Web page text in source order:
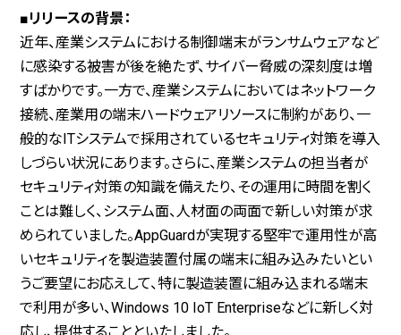
■リリースの背景：
近年、産業システムにおける制御端末がランサムウェアなど
に感染する被害が後を絶たず、サイバー脅威の深刻度は増
すばかりです。一方で、産業システムにおいてはネットワーク
接続、産業用の端末ハードウェアリソースに制約があり、一
般的なITシステムで採用されているセキュリティ対策を導入
しづらい状況にあります。さらに、産業システムの担当者が
セキュリティ対策の知識を備えたり、その運用に時間を割く
ことは難しく、システム面、人材面の両面で新しい対策が求
められていました。AppGuardが実現する堅牢で運用性が高
いセキュリティを製造装置付属の端末に組み込みたいとい
うご要望にお応えして、特に製造装置に組み込まれる端末
で利用が多い、Windows 10 IoT Enterpriseなどに新しく対